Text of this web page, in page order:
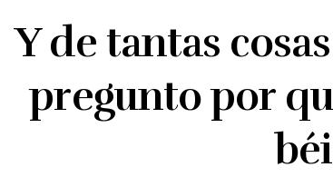
Y de tantas
pregunto por